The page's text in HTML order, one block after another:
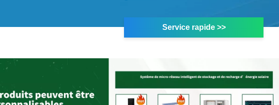
Service rapide >>